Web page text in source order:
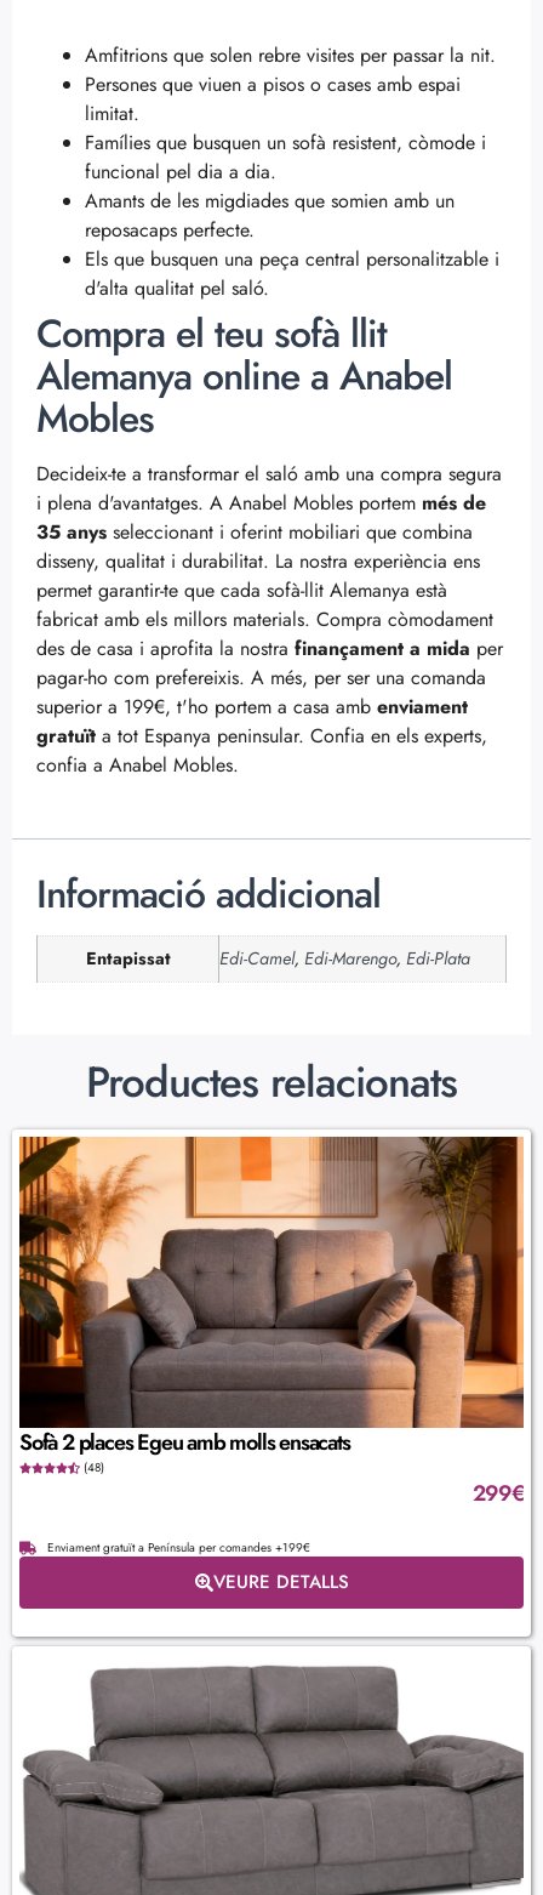
Amfitrions que solen rebre visites per passar la nit.
Persones que viuen a pisos o cases amb espai
limitat.
Famílies que busquen un sofà resistent, còmode i
funcional pel dia a dia.
Amants de les migdiades que somien amb un
reposacaps perfecte.
Els que busquen una peça central personalitzable i
d'alta qualitat pel saló.
Compra el teu sofà llit
Alemanya online a Anabel
Mobles
Decideix-te a transformar el saló amb una compra segura
i plena d'avantatges. A Anabel Mobles portem més de
35 anys seleccionant i oferint mobiliari que combina
disseny, qualitat i durabilitat. La nostra experiència ens
permet garantir-te que cada sofà-llit Alemanya està
fabricat amb els millors materials. Compra còmodament
des de casa i aprofita la nostra finançament a mida per
pagar-ho com prefereixis. A més, per ser una comanda
superior a 199€, t'ho portem a casa amb enviament
gratuït a tot Espanya peninsular. Confia en els experts,
confia a Anabel Mobles.
Informació addicional
Entapissat Edi-Camel, Edi-Marengo, Edi-Plata
Productes relacionats
Sofà 2 places Egeu amb molls ensacats
(48)
299€
Enviament gratuït a Península per comandes +199€
VEURE DETALLS